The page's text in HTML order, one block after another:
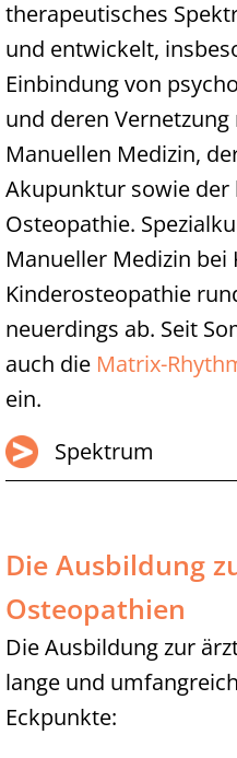
therapeutisches
und entwickelt,
Einbindung von
und deren
Manuellen Medizin,
Akupunktur sowie der
Osteopathie.
Manueller Medizin bei
Kinderosteopathie
neuerdings ab. Seit
auch die Matrix-
ein.
Spektrum
Die Ausbildung
Osteopathien
Die Ausbildung zur
lange und
Eckpunkte: